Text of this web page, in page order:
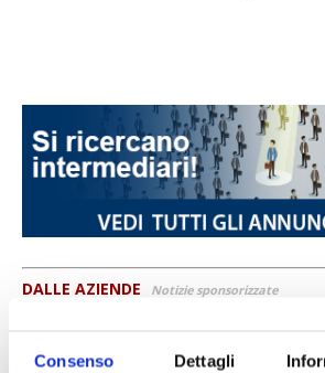
Consenso Dettagli
DALLE AZIENDE Notizie sponsorizzate
partecipazione alla